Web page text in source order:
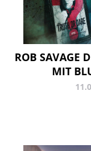
ROB SAVAGE
MIT